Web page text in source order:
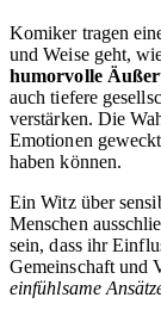
Komiker tragen
und Weise geht,
humorvolle
auch tiefere
verstärken. Die
Emotionen
haben können.
Ein Witz über
Menschen
sein, dass ihr
Gemeinschaft und
einfühlsame